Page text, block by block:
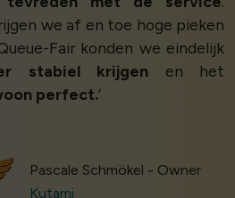
we af en toe hoge pieken
Fair konden we eindelijk
stabiel krijgen en het
perfect.’
Pascale Schmökel - Owner
Kutami